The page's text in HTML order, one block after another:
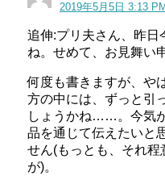
2019年5月5日 3:13 PM
追伸:プリ夫さん、昨日
ね。せめて、お見舞い
何度も書きますが、や
方の中には、ずっと引
しょうかね……。今気
品を通じて伝えたいと
せん(もっとも、それ
が)。